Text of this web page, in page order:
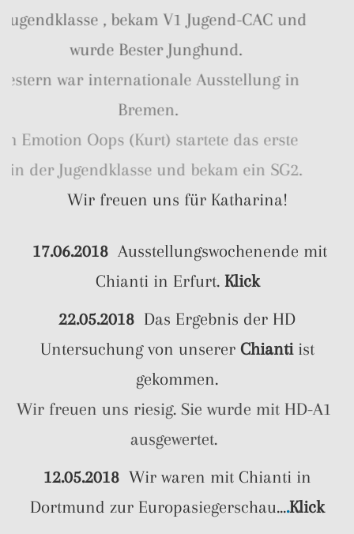
Jugendklasse , bekam V1 Jugend-CAC und
wurde Bester Junghund.
Gestern war internationale Ausstellung in
Bremen.
High Emotion Oops (Kurt) startete das erste
Mal in der Jugendklasse und bekam ein SG2.
Wir freuen uns für Katharina!
17.06.2018 Ausstellungswochenende mit
Chianti in Erfurt. Klick
22.05.2018 Das Ergebnis der HD
Untersuchung von unserer Chiantiist
gekommen.
Wir freuen uns riesig. Sie wurde mit HD-A1
ausgewertet.
12.05.2018Wir waren mit Chianti in
Dortmund zur Europasiegerschau....Klick